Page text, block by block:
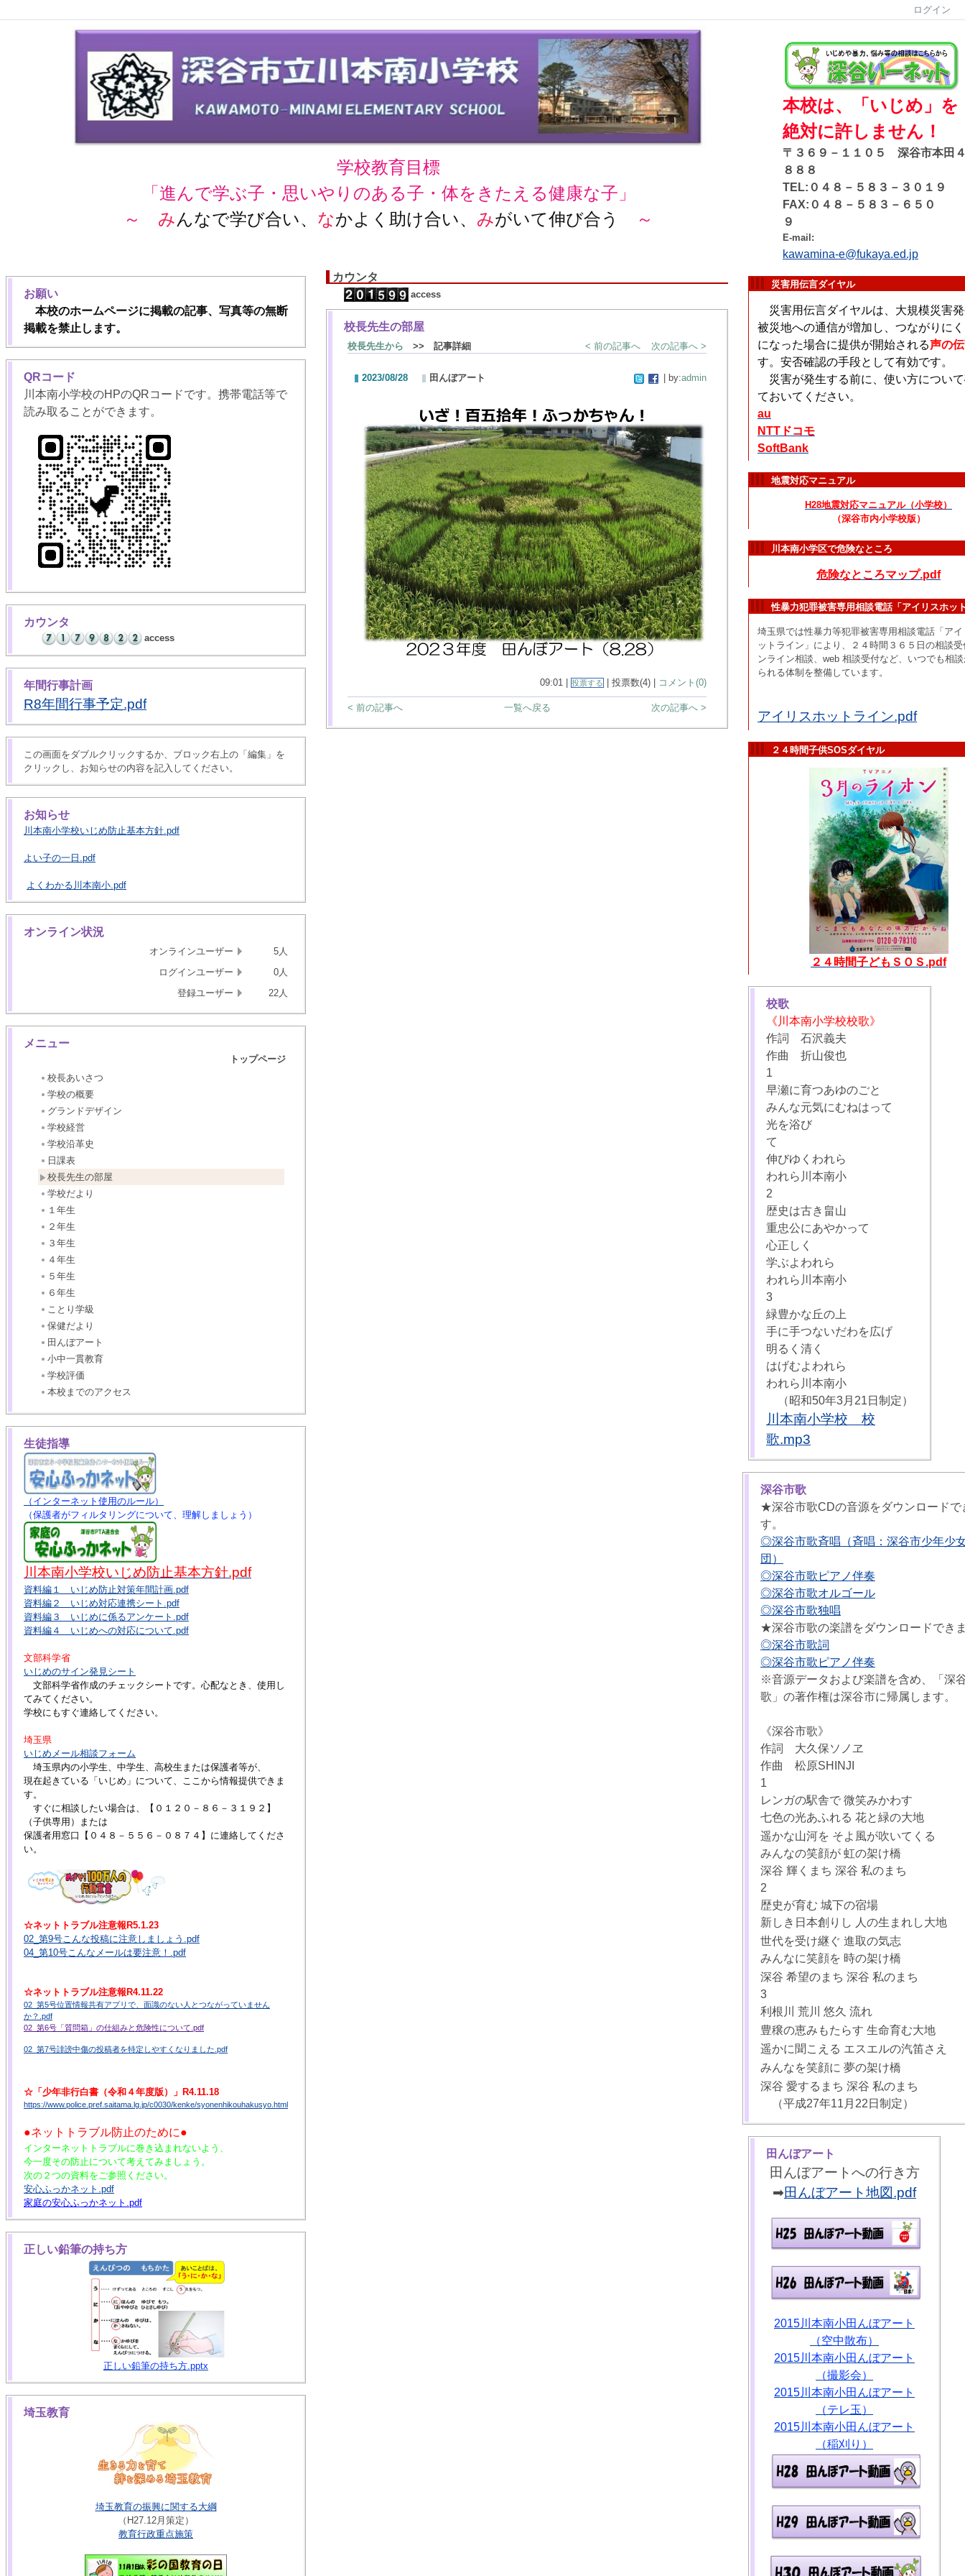
ログイン
学校教育目標
「進んで学ぶ子・思いやりのある子・体をきたえる健康な子」
～ みんなで学び合い、 なかよく助け合い、 みがいて伸び合う ～
本校は、「いじめ」を
絶対に許しません！
〒３６９－１１０５ 深谷市本田
８８８
TEL:０４８－５８３－３０１９
FAX:０４８－５８３－６５０
９
E-mail:
kawamina-e@fukaya.ed.jp
お願い
本校のホームページに掲載の記事、写真等の無断
掲載を禁止します。
QRコード
川本南小学校のHPのQRコードです。携帯電話等で
読み取ることができます。
カウンタ
access
年間行事計画
R8年間行事予定.pdf
この画面をダブルクリックするか、ブロック右上の「編集」を
クリックし、お知らせの内容を記入してください。
お知らせ
川本南小学校いじめ防止基本方針.pdf
よい子の一日.pdf
よくわかる川本南小.pdf
オンライン状況
オンラインユーザー
5人
ログインユーザー
0人
登録ユーザー
22人
メニュー
トップページ
校長あいさつ
学校の概要
グランドデザイン
学校経営
学校沿革史
日課表
校長先生の部屋
学校だより
１年生
２年生
３年生
４年生
５年生
６年生
ことり学級
保健だより
田んぼアート
小中一貫教育
学校評価
本校までのアクセス
生徒指導
（インターネット使用のルール）
（保護者がフィルタリングについて、理解しましょう）
川本南小学校いじめ防止基本方針.pdf
資料編１ いじめ防止対策年間計画.pdf
資料編２ いじめ対応連携シート.pdf
資料編３ いじめに係るアンケート.pdf
資料編４ いじめへの対応について.pdf
文部科学省
いじめのサイン発見シート
文部科学省作成のチェックシートです。心配なとき、使用し
てみてください。
学校にもすぐ連絡してください。
埼玉県
いじめメール相談フォーム
埼玉県内の小学生、中学生、高校生または保護者等が、
現在起きている「いじめ」について、ここから情報提供できま
す。
すぐに相談したい場合は、【０１２０－８６－３１９２】
（子供専用）または
保護者用窓口【０４８－５５６－０８７４】に連絡してくださ
い。
☆ネットトラブル注意報R5.1.23
02_第9号こんな投稿に注意しましょう.pdf
04_第10号こんなメールは要注意！.pdf
☆ネットトラブル注意報R4.11.22
02_第5号位置情報共有アプリで、面識のない人とつながっていません
か？.pdf
02_第6号「質問箱」の仕組みと危険性について.pdf
02_第7号誹謗中傷の投稿者を特定しやすくなりました.pdf
☆「少年非行白書（令和４年度版）」R4.11.18
https://www.police.pref.saitama.lg.jp/c0030/kenke/syonenhikouhakusyo.html
●ネットトラブル防止のために●
インターネットトラブルに巻き込まれないよう、
今一度その防止について考えてみましょう。
次の２つの資料をご参照ください。
安心ふっかネット.pdf
家庭の安心ふっかネット.pdf
正しい鉛筆の持ち方
正しい鉛筆の持ち方.pptx
埼玉教育
埼玉教育の振興に関する大綱
（H27.12月策定）
教育行政重点施策
カウンタ
access
校長先生の部屋
校長先生から >> 記事詳細 < 前の記事へ 次の記事へ >
2023/08/28 田んぼアート | by:admin
09:01 | 投票する | 投票数(4) | コメント(0)
< 前の記事へ 次の記事へ >
一覧へ戻る
災害用伝言ダイヤル
災害用伝言ダイヤルは、大規模災害
被災地への通信が増加し、つながりに
になった場合に提供が開始される声の
す。安否確認の手段として有効です。
災害が発生する前に、使い方につい
ておいてください。
au
NTTドコモ
SoftBank
地震対応マニュアル
H28地震対応マニュアル（小学校）
（深谷市内小学校版）
川本南小学区で危険なところ
危険なところマップ.pdf
性暴力犯罪被害専用相談電話「アイリスホッ
埼玉県では性暴力等犯罪被害専用相談電話「アイ
ットライン」により、２４時間３６５日の相談
ンライン相談、web 相談受付など、いつでも相
られる体制を整備しています。
アイリスホットライン.pdf
２４時間子供SOSダイヤル
２４時間子どもＳＯＳ.pdf
校歌
《川本南小学校校歌》
作詞 石沢義夫
作曲 折山俊也
1
早瀬に育つあゆのごと
みんな元気にむねはって
光を浴び
て
伸びゆくわれら
われら川本南小
2
歴史は古き畠山
重忠公にあやかって
心正しく
学ぶよわれら
われら川本南小
3
緑豊かな丘の上
手に手つないだわを広げ
明るく清く
はげむよわれら
われら川本南小
（昭和50年3月21日制定）
川本南小学校 校
歌.mp3
深谷市歌
★深谷市歌CDの音源をダウンロードで
す。
◎深谷市歌斉唱（斉唱：深谷市少年少
団）
◎深谷市歌ピアノ伴奏
◎深谷市歌オルゴール
◎深谷市歌独唱
★深谷市歌の楽譜をダウンロードでき
◎深谷市歌詞
◎深谷市歌ピアノ伴奏
※音源データおよび楽譜を含め、「深
歌」の著作権は深谷市に帰属します。
《深谷市歌》
作詞 大久保ソノヱ
作曲 松原SHINJI
1
レンガの駅舎で 微笑みかわす
七色の光あふれる 花と緑の大地
遥かな山河を そよ風が吹いてくる
みんなの笑顔が 虹の架け橋
深谷 輝くまち 深谷 私のまち
2
歴史が育む 城下の宿場
新しき日本創りし 人の生まれし大地
世代を受け継ぐ 進取の気志
みんなに笑顔を 時の架け橋
深谷 希望のまち 深谷 私のまち
3
利根川 荒川 悠久 流れ
豊穣の恵みもたらす 生命育む大地
遥かに聞こえる エスエルの汽笛さえ
みんなを笑顔に 夢の架け橋
深谷 愛するまち 深谷 私のまち
（平成27年11月22日制定）
田んぼアート
田んぼアートへの行き方
➡田んぼアート地図.pdf
2015川本南小田んぼアート
（空中散布）
2015川本南小田んぼアート
（撮影会）
2015川本南小田んぼアート
（テレ玉）
2015川本南小田んぼアート
（稲刈り）